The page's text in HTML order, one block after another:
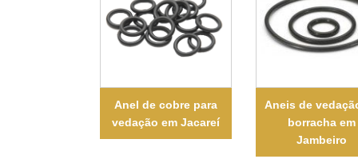
Anel de cobre para
vedação em Jacareí
Aneis de
borracha em
Jambeiro